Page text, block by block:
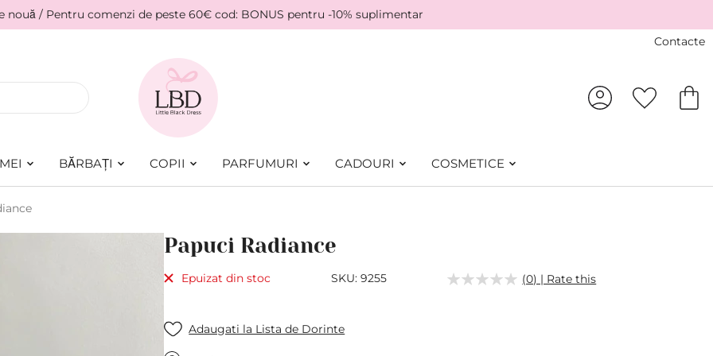
nouă / Pentru comenzi de peste 60€ cod: BONUS pentru -10% suplimentar
Contacte
BĂRBAȚI COPII PARFUMURI CADOURI COSMETICE
Papuci Radiance
Epuizat din stoc SKU 9255 (0) | Rate this
Adaugati la Lista de Dorinte